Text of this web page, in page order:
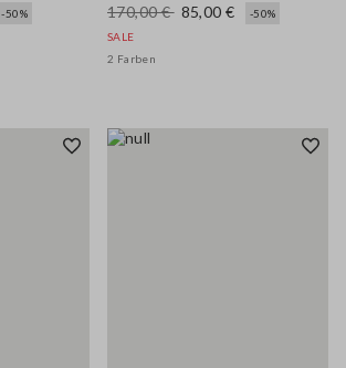
-50%
170,00 € 85,00 €
-50%
SALE
2 Farben